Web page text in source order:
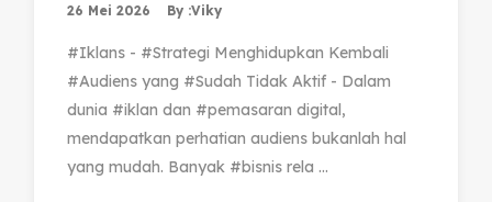
26 Mei 2026 By :Viky
#Iklans - #Strategi Menghidupkan Kembali
#Audiens yang #Sudah Tidak Aktif - Dalam
dunia #iklan dan #pemasaran digital,
mendapatkan perhatian audiens bukanlah hal
yang mudah. Banyak #bisnis rela ...